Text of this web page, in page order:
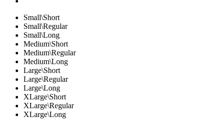
Small\Short
Small\Regular
Small\Long
Medium\Short
Medium\Regular
Medium\Long
Large\Short
Large\Regular
Large\Long
XLarge\Short
XLarge\Regular
XLarge\Long